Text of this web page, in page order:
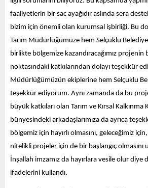
faaliyetlerin bir sac ayağıdır aslında sera
bizim için önemli olan kurumsal işbirliği. Bu
Tarım Müdürlüğümüze hem Selçuklu
birlikte bölgemize kazandıracağımız projenin
noktasındaki katkılarından dolayı teşekkür
Müdürlüğümüzün ekiplerine hem Selçuklu
teşekkür ediyorum. Aynı zamanda da bu
büyük katkıları olan Tarım ve Kırsal
bünyesindeki arkadaşlarımıza da ayrıca
bölgemiz için hayırlı olmasını, geleceğimiz
nitelikli projeler için de bir başlangıç
İnşallah imzamız da hayırlara vesile olur diye
ifadelerini kullandı.